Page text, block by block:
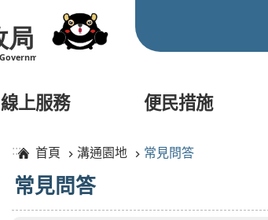
線上服務 便民措施
::: 首頁 溝通園地 常見問答
常見問答